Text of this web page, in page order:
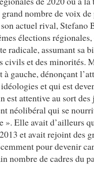
nombre de voix de
actuel rival, Stefano
élections
radicale, assumant sa
civils et des minorités.
gauche, dénonçant
et qui est
attentive au sort des
néolibéral qui se
». Elle avait d’ailleurs
et avait rejoint des
pour devenir
nombre de cadres du